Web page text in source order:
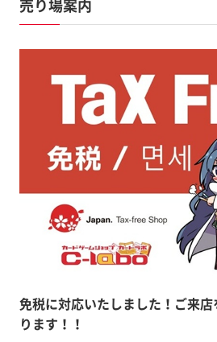
売り場案内
免税に対応いたしました！ご来
ります！！